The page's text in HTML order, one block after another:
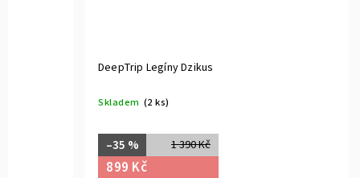
DeepTrip Legíny Dzikus
Skladem (2 ks)
1 390 Kč
–35 %
899 Kč